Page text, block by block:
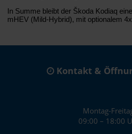
In Summe bleibt der Škoda Kodiaq
mHEV (Mild-Hybrid), mit optionalem
Kontakt &
Montag-
09:00 – 18:00